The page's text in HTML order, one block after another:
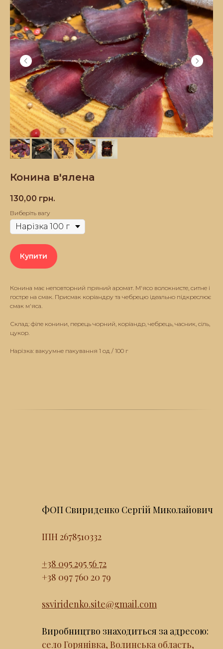
Конина в'ялена
130,00 грн.
Виберіть вагу
Купити
Конина має неповторний пряний аромат. М'ясо волокнисте, ситне і
гостре на смак. Присмак коріандру та чебрецю ідеально підкреслює
смак м'яса.
Склад: філе конини, перець чорний, коріандр, чебрець, часник, сіль,
цукор.
Нарізка: вакуумне пакування 1 од / 100 г
ФОП Свириденко Сергій Миколайович
ІПН 2678510332
+38 095 295 56 72
+38 097 760 20 79
ssviridenko.site@gmail.com
Виробництво знаходиться за адресою:
село Горянівка, Волинська область,